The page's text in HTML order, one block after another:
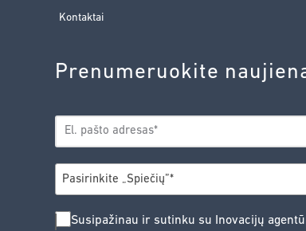
Kontaktai
Prenumeruokite
EL.
PAŠTAS*
MIESTAS*
Pasirinkite „Spiečių”*
SUSIPAŽINAU
Susipažinau ir sutinku su Inovacijų